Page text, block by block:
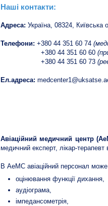
Наші контакти:
Адреса: Україна, 08324, Київська
Телефони: +380 44 351 60 74
+380 44 351 60 60
+380 44 351 60 73
Ел.адреса:
Авіаційний медичний центр
медичний експерт, лікар-терапевт
В АеМС авіаційний персонал може
оцінювання функції дихання,
аудіограма,
імпедансометрія,